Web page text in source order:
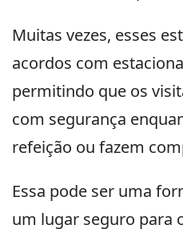
Muitas vezes, esses
acordos com
permitindo que os
com segurança
refeição ou fazem
Essa pode ser uma
um lugar seguro para